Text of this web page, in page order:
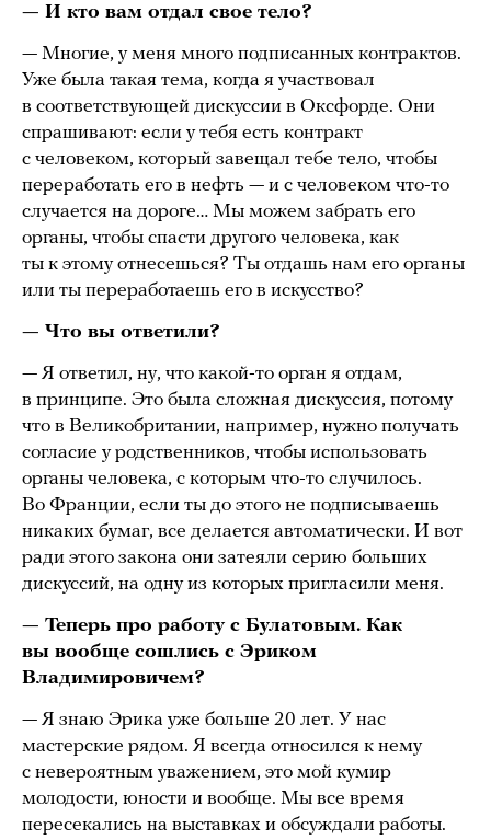
— И кто вам отдал свое тело?
— Многие, у меня много подписанных контрактов.
Уже была такая тема, когда я участвовал
в соответствующей дискуссии в Оксфорде. Они
спрашивают: если у тебя есть контракт
с человеком, который завещал тебе тело, чтобы
переработать его в нефть — и с человеком что-то
случается на дороге… Мы можем забрать его
органы, чтобы спасти другого человека, как
ты к этому отнесешься? Ты отдашь нам его органы
или ты переработаешь его в искусство?
— Что вы ответили?
— Я ответил, ну, что какой-то орган я отдам,
в принципе. Это была сложная дискуссия, потому
что в Великобритании, например, нужно получать
согласие у родственников, чтобы использовать
органы человека, с которым что-то случилось.
Во Франции, если ты до этого не подписываешь
никаких бумаг, все делается автоматически. И вот
ради этого закона они затеяли серию больших
дискуссий, на одну из которых пригласили меня.
— Теперь про работу с Булатовым. Как
вы вообще сошлись с Эриком
Владимировичем?
— Я знаю Эрика уже больше 20 лет. У нас
мастерские рядом. Я всегда относился к нему
с невероятным уважением, это мой кумир
молодости, юности и вообще. Мы все время
пересекались на выставках и обсуждали работы.